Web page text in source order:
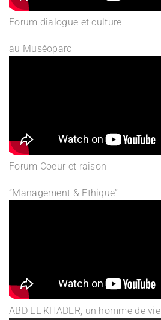
Forum dialogue et culture
au Muséoparc
Forum Coeur et raison
“Management & Ethique”
ABD EL KHADER, un homme de vie